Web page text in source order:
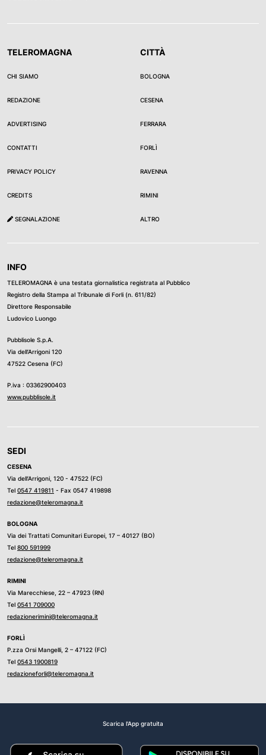
TELEROMAGNA
CHI SIAMO
REDAZIONE
ADVERTISING
CONTATTI
PRIVACY POLICY
CREDITS
SEGNALAZIONE
CITTÀ
BOLOGNA
CESENA
FERRARA
FORLÌ
RAVENNA
RIMINI
ALTRO
INFO
TELEROMAGNA è una testata giornalistica registrata al Pubblico
Registro della Stampa al Tribunale di Forli (n. 611/82)
Direttore Responsabile
Ludovico Luongo
Pubblisole S.p.A.
Via dell’Arrigoni 120
47522 Cesena (FC)
P.iva : 03362900403
www.pubblisole.it
SEDI
CESENA
Via dell’Arrigoni, 120 - 47522 (FC)
Tel 0547 419811 - Fax 0547 419898
redazione@teleromagna.it
BOLOGNA
Via dei Trattati Comunitari Europei, 17 – 40127 (BO)
Tel 800 591999
redazione@teleromagna.it
RIMINI
Via Marecchiese, 22 – 47923 (RN)
Tel 0541 709000
redazionerimini@teleromagna.it
FORLÌ
P.zza Orsi Mangelli, 2 – 47122 (FC)
Tel 0543 1900819
redazioneforli@teleromagna.it
Scarica l'App gratuita